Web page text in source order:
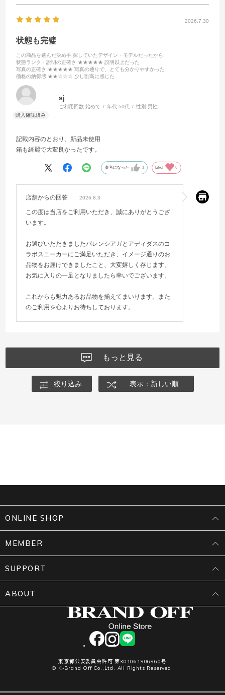
2026.7.30
状態も完璧
この商品を選んだ決め手:探していたデザイン・モデルだったから
状態ランク・説明の正確さ :★★★★★ 説明以上だった
写真の正確さ :★★★★★ 写真の通りで、とても分かりやすかった
価格の納得感:★★☆☆☆ 少し割高に感じた
sj
ご利用回数:始めて 年代:50代 性別:男性
記載内容のとおり、新品未使用
箱も綺麗で大変良かったです。
参考になった 1 Like! 0
店舗からの回答 2026.8.3
この度は当店をご利用いただき、誠にありがとうござ
います。
お選びいただきましたバレンシアガとアディダスのコ
ラボスニーカーにご満足いただき、イメージ通りのお
品物をお届けできましたこと、大変嬉しく存じます。
お気に入りの一足となりましたら幸いでございます。
これからも魅力あるお品物を揃えてまいります。また
のご利用を心よりお待ちしております。
もっと見る
絞り込み 表示：新しい順
facebookinstagram
LINE
東京都公安委員会許可 第301061906960号
© K-Brand Off Co.,Ltd. All Rights Reserved.
ONLINE SHOP
MEMBER
SUPPORT
ABOUT